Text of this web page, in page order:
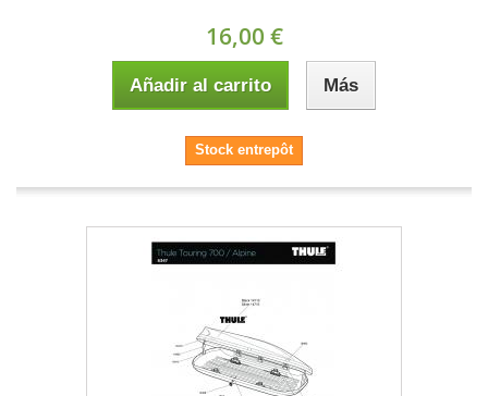
16,00 €
Añadir al carrito Más
Stock entrepôt